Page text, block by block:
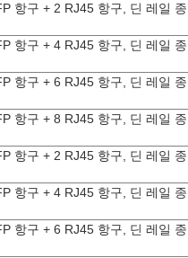
항구 + 2 RJ45 항구, 딘 레일 종
항구 + 4 RJ45 항구, 딘 레일 종
항구 + 6 RJ45 항구, 딘 레일 종
항구 + 8 RJ45 항구, 딘 레일 종
항구 + 2 RJ45 항구, 딘 레일 종
항구 + 4 RJ45 항구, 딘 레일 종
항구 + 6 RJ45 항구, 딘 레일 종